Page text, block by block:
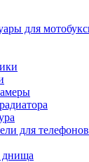
для
для телефонов
днища